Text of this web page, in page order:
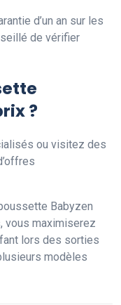
d’un an sur les
de vérifier
?
ou visitez des
Babyzen
vous maximiserez
lors des sorties
modèles